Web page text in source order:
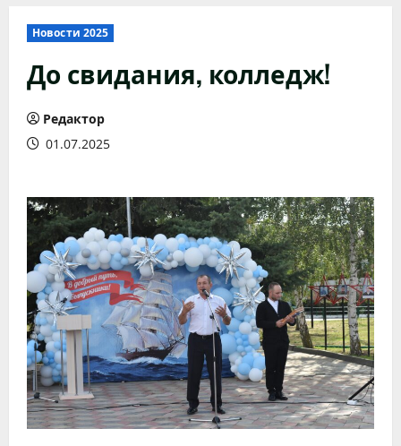
Новости 2025
До свидания, колледж!
Редактор
01.07.2025